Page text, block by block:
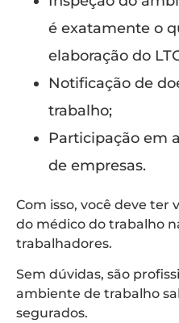
é exatamente o
elaboração do
Notificação de
trabalho;
Participação em
de empresas.
Com isso, você deve
do médico do trabalho
trabalhadores.
Sem dúvidas, são
ambiente de trabalho
segurados.